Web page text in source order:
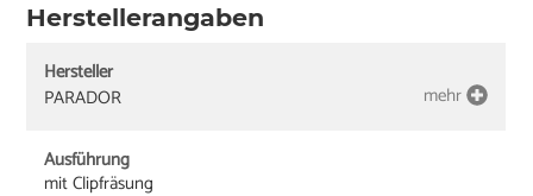
Herstellerangaben
Hersteller
PARADOR
mehr
Ausführung
mit Clipfräsung